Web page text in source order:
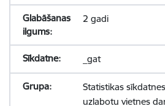
2 gadi
_gat
Statistikas
uzlabotu vietnes